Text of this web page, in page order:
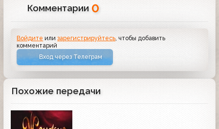
Комментарии 0
Войдите илизарегистрируйтесь, чтобы добавить
комментарий
Вход через Телеграм
Похожие передачи